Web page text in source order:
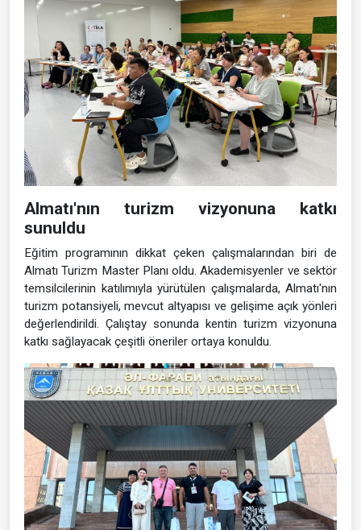
Almatı'nın turizm vizyonuna katkı
sunuldu
Eğitim programının dikkat çeken çalışmalarından biri de
Almatı Turizm Master Planı oldu. Akademisyenler ve sektör
temsilcilerinin katılımıyla yürütülen çalışmalarda, Almatı'nın
turizm potansiyeli, mevcut altyapısı ve gelişime açık yönleri
değerlendirildi. Çalıştay sonunda kentin turizm vizyonuna
katkı sağlayacak çeşitli öneriler ortaya konuldu.